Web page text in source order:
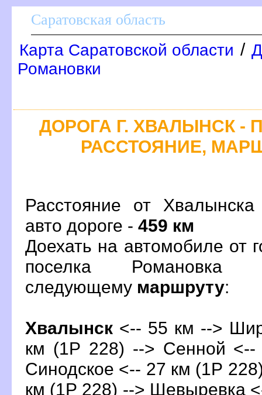
Саратовская область
Карта Саратовской области /
Романовки
ДОРОГА Г. ХВАЛЫНСК -
РАССТОЯНИЕ,
Расстояние от
авто дороге - 459 км
Доехать на автомобиле от
поселка Романовка
следующему маршруту:
Хвалынск <-- 55 км -->
км (1Р 228) --> Сенной
Синодское <-- 27 км (1Р
км (1Р 228) --> Шевыревка